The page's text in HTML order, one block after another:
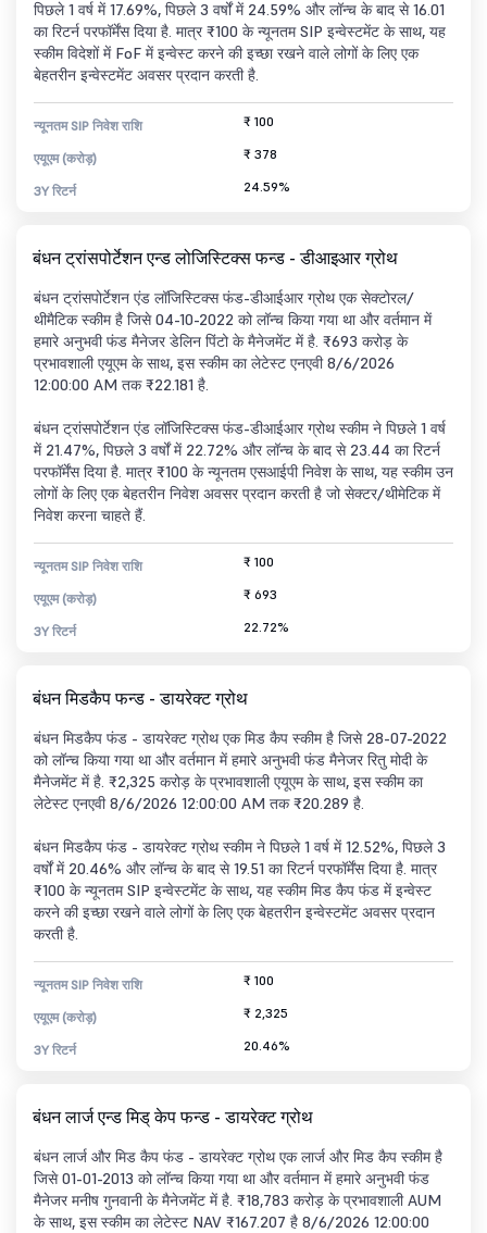
पिछले 1 वर्ष में 17.69%, पिछले 3 वर्षों में 24.59% और लॉन्च के बाद से 16.01
का रिटर्न परफॉर्मेंस दिया है. मात्र ₹100 के न्यूनतम SIP इन्वेस्टमेंट के साथ, यह
स्कीम विदेशों में FoF में इन्वेस्ट करने की इच्छा रखने वाले लोगों के लिए एक
बेहतरीन इन्वेस्टमेंट अवसर प्रदान करती है.
न्यूनतम SIP निवेश राशि ₹ 100
एयूएम (करोड़) ₹ 378
3Y रिटर्न 24.59%
बंधन ट्रांसपोर्टेशन एन्ड लोजिस्टिक्स फन्ड - डीआइआर ग्रोथ
बंधन ट्रांसपोर्टेशन एंड लॉजिस्टिक्स फंड-डीआईआर ग्रोथ एक सेक्टोरल/
थीमैटिक स्कीम है जिसे 04-10-2022 को लॉन्च किया गया था और वर्तमान में
हमारे अनुभवी फंड मैनेजर डेलिन पिंटो के मैनेजमेंट में है. ₹693 करोड़ के
प्रभावशाली एयूएम के साथ, इस स्कीम का लेटेस्ट एनएवी 8/6/2026
12:00:00 AM तक ₹22.181 है.
बंधन ट्रांसपोर्टेशन एंड लॉजिस्टिक्स फंड-डीआईआर ग्रोथ स्कीम ने पिछले 1 वर्ष
में 21.47%, पिछले 3 वर्षों में 22.72% और लॉन्च के बाद से 23.44 का रिटर्न
परफॉर्मेंस दिया है. मात्र ₹100 के न्यूनतम एसआईपी निवेश के साथ, यह स्कीम उन
लोगों के लिए एक बेहतरीन निवेश अवसर प्रदान करती है जो सेक्टर/थीमेटिक में
निवेश करना चाहते हैं.
न्यूनतम SIP निवेश राशि ₹ 100
एयूएम (करोड़) ₹ 693
3Y रिटर्न 22.72%
बंधन मिडकैप फन्ड - डायरेक्ट ग्रोथ
बंधन मिडकैप फंड - डायरेक्ट ग्रोथ एक मिड कैप स्कीम है जिसे 28-07-2022
को लॉन्च किया गया था और वर्तमान में हमारे अनुभवी फंड मैनेजर रितु मोदी के
मैनेजमेंट में है. ₹2,325 करोड़ के प्रभावशाली एयूएम के साथ, इस स्कीम का
लेटेस्ट एनएवी 8/6/2026 12:00:00 AM तक ₹20.289 है.
बंधन मिडकैप फंड - डायरेक्ट ग्रोथ स्कीम ने पिछले 1 वर्ष में 12.52%, पिछले 3
वर्षों में 20.46% और लॉन्च के बाद से 19.51 का रिटर्न परफॉर्मेंस दिया है. मात्र
₹100 के न्यूनतम SIP इन्वेस्टमेंट के साथ, यह स्कीम मिड कैप फंड में इन्वेस्ट
करने की इच्छा रखने वाले लोगों के लिए एक बेहतरीन इन्वेस्टमेंट अवसर प्रदान
करती है.
न्यूनतम SIP निवेश राशि ₹ 100
एयूएम (करोड़) ₹ 2,325
3Y रिटर्न 20.46%
बंधन लार्ज एन्ड मिड् केप फन्ड - डायरेक्ट ग्रोथ
बंधन लार्ज और मिड कैप फंड - डायरेक्ट ग्रोथ एक लार्ज और मिड कैप स्कीम है
जिसे 01-01-2013 को लॉन्च किया गया था और वर्तमान में हमारे अनुभवी फंड
मैनेजर मनीष गुनवानी के मैनेजमेंट में है. ₹18,783 करोड़ के प्रभावशाली AUM
के साथ, इस स्कीम का लेटेस्ट NAV ₹167.207 है 8/6/2026 12:00:00